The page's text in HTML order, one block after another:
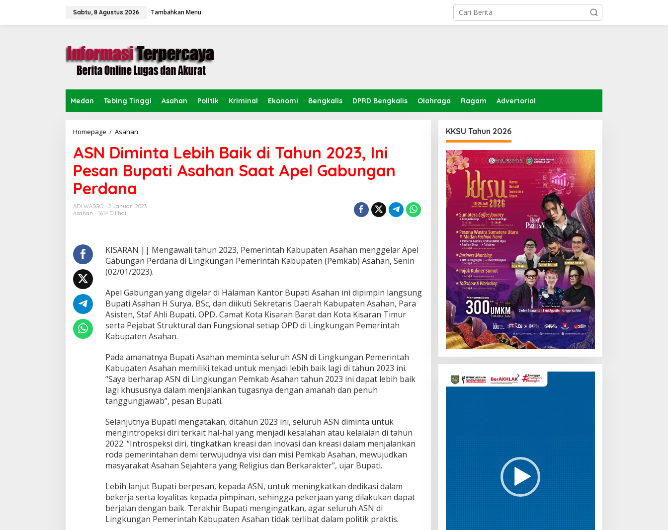
Sabtu, 8 Agustus 2026 Tambahkan Menu
Medan Tebing Tinggi Asahan Politik Kriminal Ekonomi Bengkalis DPRD Bengkalis Olahraga Ragam Advertorial
Homepage / Asahan
N
D
i
m
t
B
a
k
d
i
T
a
h
n
0
2
3
,
I
i
P
e
s
a
n
u
p
a
t
i
ASN Diminta Lebih Baik di Tahun 2023, Ini
Pesan Bupati Asahan Saat Apel Gabungan
Perdana
ADI WASGO
2 Januari 2023
Asahan
1614 Dilihat
KISARAN || Mengawali tahun 2023, Pemerintah Kabupaten Asahan menggelar Apel
Gabungan Perdana di Lingkungan Pemerintah Kabupaten (Pemkab) Asahan, Senin
(02/01/2023).
Apel Gabungan yang digelar di Halaman Kantor Bupati Asahan ini dipimpin langsung
Bupati Asahan H Surya, BSc, dan diikuti Sekretaris Daerah Kabupaten Asahan, Para
Asisten, Staf Ahli Bupati, OPD, Camat Kota Kisaran Barat dan Kota Kisaran Timur
serta Pejabat Struktural dan Fungsional setiap OPD di Lingkungan Pemerintah
Kabupaten Asahan.
Pada amanatnya Bupati Asahan meminta seluruh ASN di Lingkungan Pemerintah
Kabupaten Asahan memiliki tekad untuk menjadi lebih baik lagi di tahun 2023 ini.
“Saya berharap ASN di Lingkungan Pemkab Asahan tahun 2023 ini dapat lebih baik
lagi khususnya dalam menjalankan tugasnya dengan amanah dan penuh
tanggungjawab”, pesan Bupati.
Selanjutnya Bupati mengatakan, ditahun 2023 ini, seluruh ASN diminta untuk
mengintropeksi diri terkait hal-hal yang menjadi kesalahan atau kelalaian di tahun
2022. “Introspeksi diri, tingkatkan kreasi dan inovasi dan kreasi dalam menjalankan
roda pemerintahan demi terwujudnya visi dan misi Pemkab Asahan, mewujudkan
masyarakat Asahan Sejahtera yang Religius dan Berkarakter”, ujar Bupati.
Lebih lanjut Bupati berpesan, kepada ASN, untuk meningkatkan dedikasi dalam
bekerja serta loyalitas kepada pimpinan, sehingga pekerjaan yang dilakukan dapat
berjalan dengan baik. Terakhir Bupati mengingatkan, agar seluruh ASN di
Lingkungan Pemerintah Kabupaten Asahan tidak terlibat dalam politik praktis.
KKSU Tahun 2026
Pemutar
Video